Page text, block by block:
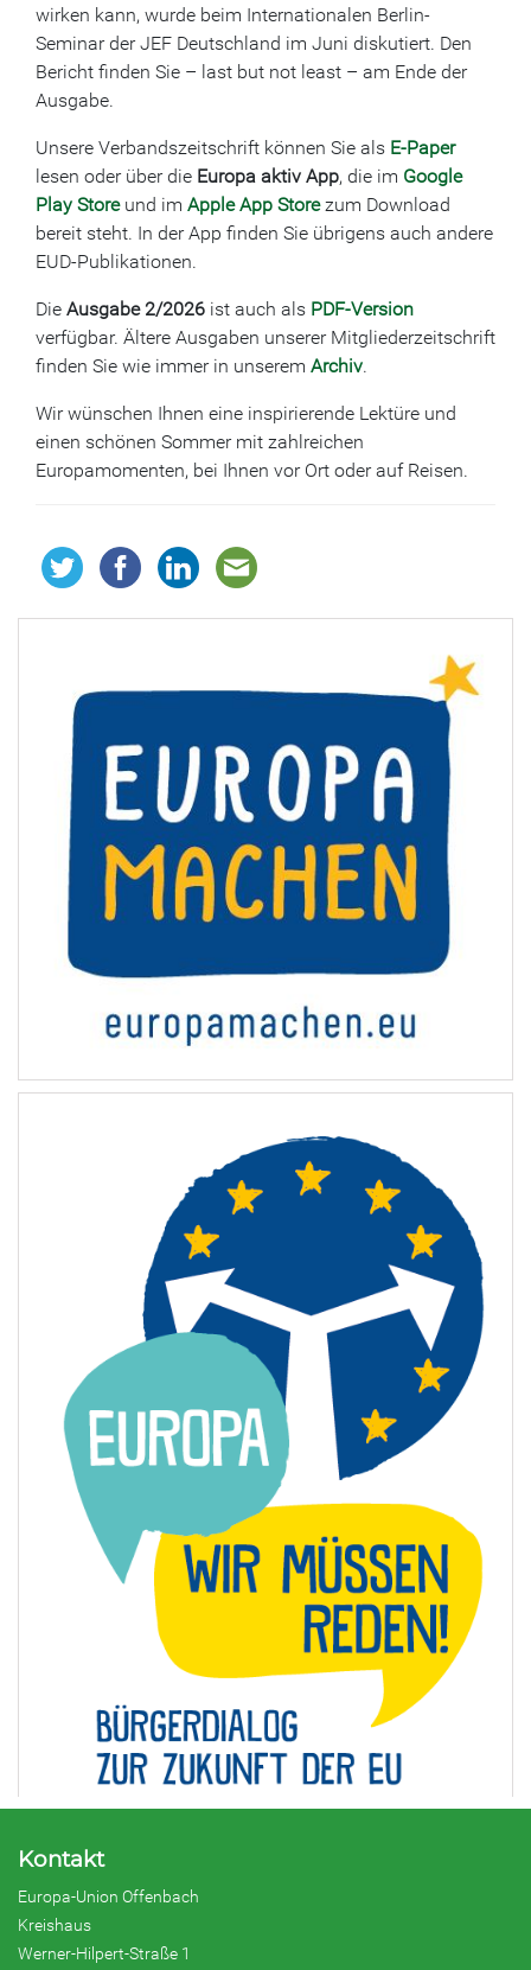
wirken kann, wurde beim Internationalen Berlin-
Seminar der JEF Deutschland im Juni diskutiert. Den
Bericht finden Sie – last but not least – am Ende der
Ausgabe.
Unsere Verbandszeitschrift können Sie als E-Paper
lesen oder über die Europa aktiv App, die im Google
Play Storeund im Apple App Storezum Download
bereit steht. In der App finden Sie übrigens auch andere
EUD-Publikationen.
Die Ausgabe 2/2026 ist auch als PDF-Version
verfügbar. Ältere Ausgaben unserer Mitgliederzeitschrift
finden Sie wie immer in unserem Archiv.
Wir wünschen Ihnen eine inspirierende Lektüre und
einen schönen Sommer mit zahlreichen
Europamomenten, bei Ihnen vor Ort oder auf Reisen.
Kontakt
Europa-Union Offenbach
Kreishaus
Werner-Hilpert-Straße 1